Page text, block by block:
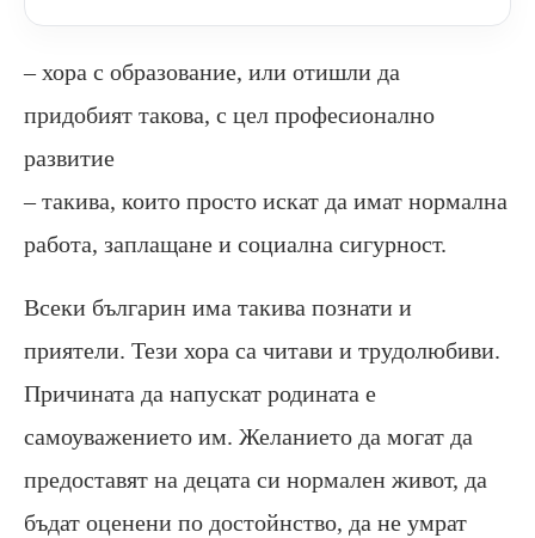
– хора с образование, или отишли да
придобият такова, с цел професионално
развитие
– такива, които просто искат да имат нормална
работа, заплащане и социална сигурност.
Всеки българин има такива познати и
приятели. Тези хора са читави и трудолюбиви.
Причината да напускат родината е
самоуважението им. Желанието да могат да
предоставят на децата си нормален живот, да
бъдат оценени по достойнство, да не умрат